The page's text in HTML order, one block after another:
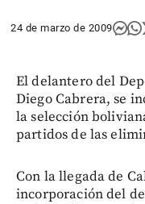
24 de marzo de 2009
El delantero del
Diego Cabrera, se
la selección
partidos de las
Con la llegada de
incorporación del